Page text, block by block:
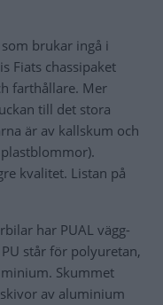
brukar ingå i
Fiats chassipaket
farthållare. Mer
till det stora
är av kallskum och
kvalitet. Listan på
har PUAL vägg-
står för polyuretan,
Skummet
av aluminium